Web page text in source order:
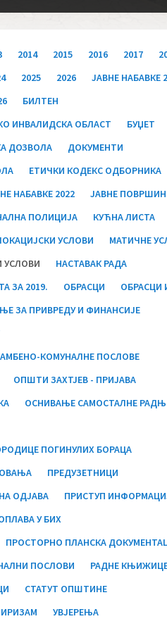
2014 2015 2016 2017
2025 2026
JАВНЕ НАБАВКЕ
БИЛТЕН
ИНВАЛИДСКА ОБЛАСТ
БУЏЕТ
ДОЗВОЛА
ДОКУМЕНТИ
ЕТИЧКИ КОДЕКС ОДБОРНИКА
НАБАВКЕ 2022
ЈАВНЕ
ПОЛИЦИЈА
КУЋНА ЛИСТА
УСЛОВИ
МАТИЧНЕ
УСЛОВИ
НАСТАВАК РАДА
ЗА 2019. ОБРАСЦИ
ОБРАСЦИ
ЗА ПРИВРЕДУ И ФИНАНСИЈЕ
КОМУНАЛНЕ ПОСЛОВЕ
ОПШТИ ЗАХТЈЕВ - ПРИЈАВА
ОСНИВАЊЕ САМОСТАЛНЕ
ПОГИНУЛИХ БОРАЦА
ПРЕДУЗЕТНИЦИ
ОДЈАВА
ПРИСТУП
У БИХ
ПРОСТОРНО ПЛАНСКА
ПОСЛОВИ
РАДНЕ
СТАТУТ ОПШТИНЕ
УВЈЕРЕЊА